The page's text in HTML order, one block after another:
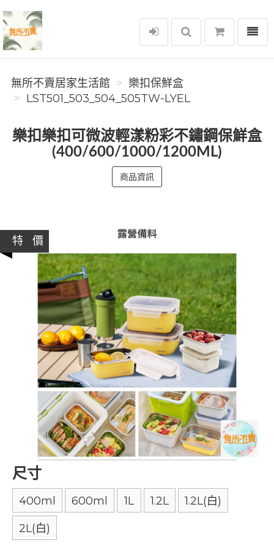
無所不賣居家生活館
選單
無所不賣居家生活館
樂扣保鮮盒
LST501_503_504_505TW-LYEL
樂扣樂扣可微波輕漾粉彩不鏽鋼保鮮盒
(400/600/1000/1200ML)
商品資訊
特 價
尺寸
400ml 600ml 1L 1.2L 1.2L(白)
2L(白)